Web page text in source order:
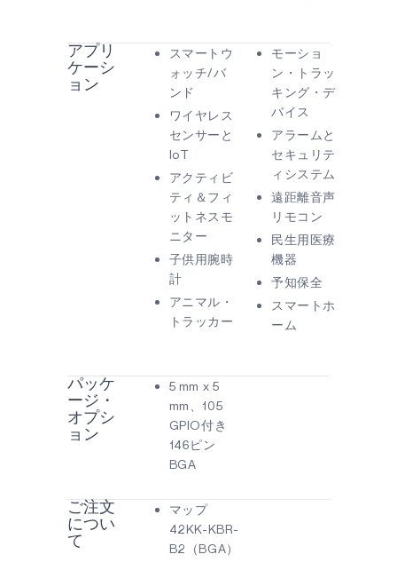
アプリ
ケーシ
ョン
スマートウ
ォッチ/バ
ンド
ワイヤレス
センサーと
IoT
アクティビ
ティ＆フィ
ットネスモ
ニター
子供用腕時
計
アニマル・
トラッカー
モーショ
ン・トラッ
キング・デ
バイス
アラームと
セキュリテ
ィシステム
遠距離音声
リモコン
民生用医療
機器
予知保全
スマートホ
ーム
パッケ
ージ・
オプシ
ョン
5 mm x 5
mm、105
GPIO付き
146ピン
BGA
ご注文
につい
て
マップ
42KK-KBR-
B2（BGA）